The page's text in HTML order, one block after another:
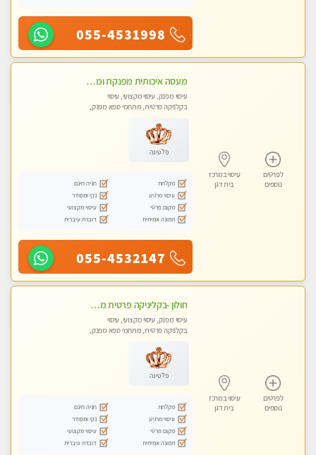
055-4531998
לפרטים
נוספים
עיסוי במרכז
בית דגן
מעסה איכותית מפנקת ומקצועית מאוד- בחולון
עיסוי מפנק, עיסוי מקצועי, עיסוי
בקלניקה פרטית, מתחמי ספא מפנק,
פלטינה
מקלחת
חניה חינם
עיסוי מרגיע
נקי ומסודר
מקום פרטי
עיסוי מקצועי
תמונה אמיתית
דוברת עיברית
055-4532147
לפרטים
נוספים
עיסוי במרכז
בית דגן
חולון -בקליניקה פרטית מפגש טיפולי !!! מקצועי בלבד - professional therapist ללא מין !!
עיסוי מפנק, עיסוי מקצועי, עיסוי
בקלניקה פרטית, מתחמי ספא מפנק,
פלטינה
מקלחת
חניה חינם
עיסוי מרגיע
נקי ומסודר
מקום פרטי
עיסוי מקצועי
תמונה אמיתית
דוברת עיברית